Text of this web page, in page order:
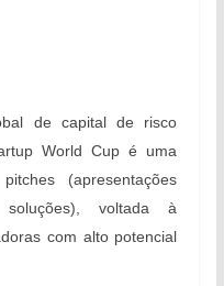
de capital de risco
World Cup é uma
(apresentações
voltada à
com alto potencial